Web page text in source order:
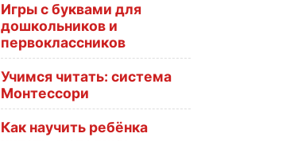
Игры с буквами для
дошкольников и
первоклассников
Учимся читать: система
Монтессори
Как научить ребёнка